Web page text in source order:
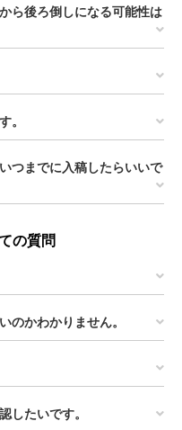
ら後ろ倒しになる可能性は
。
つまでに入稿したらいいで
の質問
のかわかりません。
したいです。